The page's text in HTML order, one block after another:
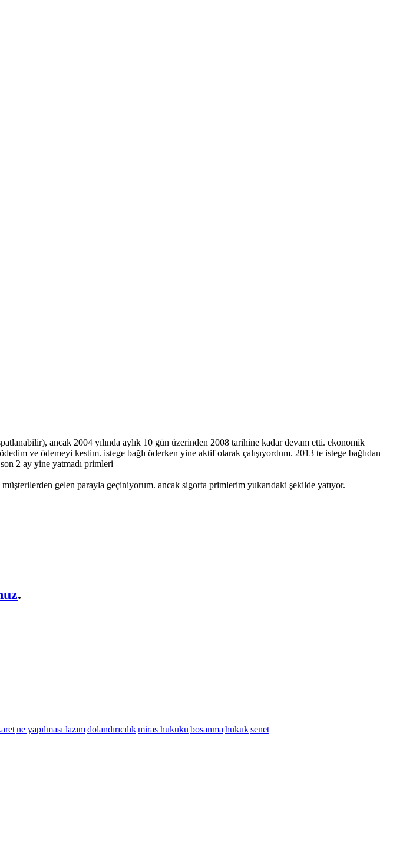
ancak 2004 yılında aylık 10 gün üzerinden 2008 tarihine kadar devam etti. ekonomik
ve ödemeyi kestim. istege bağlı öderken yine aktif olarak çalışıyordum. 2013 te istege bağlıdan
2 ay yine yatmadı primleri
gelen parayla geçiniyorum. ancak sigorta primlerim yukarıdaki şekilde yatıyor.
.
ne yapılması lazımdolandırıcılıkmiras hukuku bosanma hukuksenet